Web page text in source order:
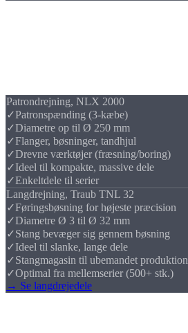
Patrondrejning, NLX 2000
✓Patronspænding (3-kæbe)
✓Diametre op til Ø 250 mm
✓Flanger, bøsninger, tandhjul
✓Drevne værktøjer (fræsning/boring)
✓Ideel til kompakte, massive dele
✓Enkeltdele til serier
Langdrejning, Traub TNL 32
✓Føringsbøsning for højeste præcision
✓Diametre Ø 3 til Ø 32 mm
✓Stang bevæger sig gennem bøsning
✓Ideel til slanke, lange dele
✓Stangmagasin til ubemandet produktion
✓Optimal fra mellemserier (500+ stk.)
→ Se langdrejedele